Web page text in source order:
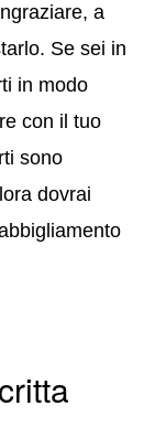
a
Se sei in
in modo
con il tuo
sono
dovrai